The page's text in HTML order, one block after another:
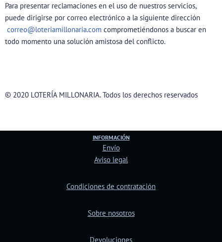
Para presentar reclamaciones en el uso de nuestros servicios,
puede dirigirse por correo electrónico a la siguiente dirección
correo@loteriamillonaria.com comprometiéndonos a buscar en
todo momento una solución amistosa del conflicto.
© 2020 LOTERÍA MILLONARIA. Todos los derechos reservados
INFORMACIÓN
Envío
Aviso legal
Condiciones de contratación
Sobre nosotros
Devoluciones